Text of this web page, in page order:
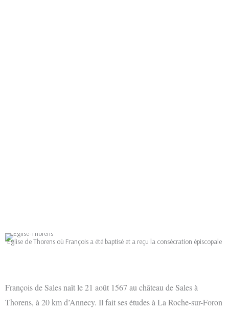
Eglise de Thorens où François a été baptisé et a reçu la consécration épiscopale
François de Sales naît le 21 août 1567 au château de Sales à
Thorens, à 20 km d’Annecy. Il fait ses études à La Roche-sur-Foron